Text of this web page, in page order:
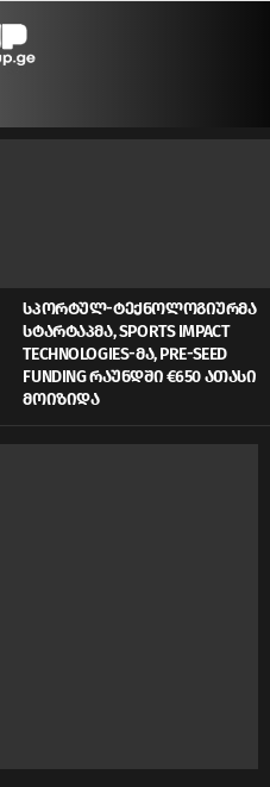
ᲡᲞᲝᲠᲢᲣᲚ-ᲢᲔᲥᲜᲝᲚᲝᲒᲘᲣᲠᲛᲐ
ᲡᲢᲐᲠᲢᲐᲞᲛᲐ, SPORTS IMPACT
TECHNOLOGIES-ᲛᲐ, PRE-SEED
FUNDING ᲠᲐᲣᲜᲓᲨᲘ €650 ᲐᲗᲐᲡᲘ
ᲛᲝᲘᲖᲘᲓᲐ